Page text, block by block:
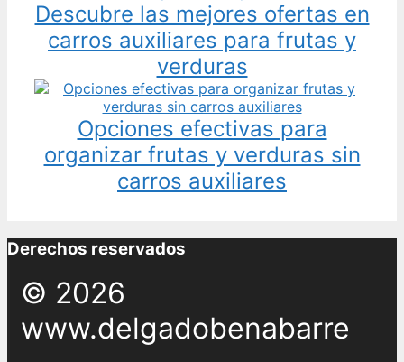
Descubre las mejores ofertas en
carros auxiliares para frutas y
verduras
Opciones efectivas para
organizar frutas y verduras sin
carros auxiliares
Derechos reservados
© 2026
www.delgadobenabarre